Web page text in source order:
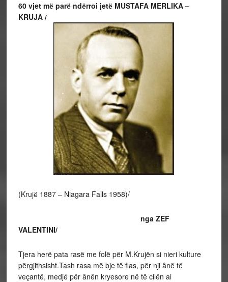
60 vjet mё parё ndёrroi jetё MUSTAFA MERLIKA –
KRUJA /
(Krujё 1887 – Niagara Falls 1958)/
nga ZEF
VALENTINI/
Tjera herë pata rasë me folë për M.Krujën si nieri kulture
përgjithsisht.Tash rasa më bje të flas, për nji ânë të
veçantë, medjé për ânën kryesore në të cilën ai